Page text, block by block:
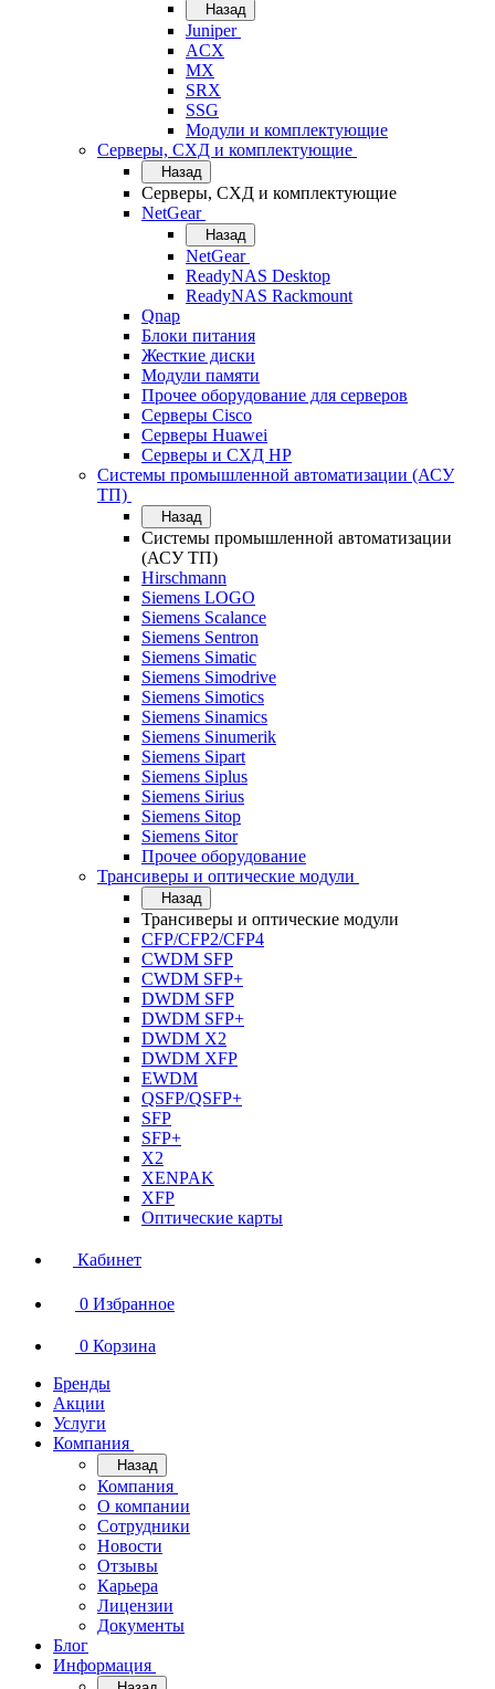
Назад
Juniper
ACX
MX
SRX
SSG
Модули и комплектующие
Серверы, СХД и комплектующие
Назад
Серверы, СХД и комплектующие
NetGear
Назад
NetGear
ReadyNAS Desktop
ReadyNAS Rackmount
Qnap
Блоки питания
Жесткие диски
Модули памяти
Прочее оборудование для серверов
Серверы Cisco
Серверы Huawei
Серверы и СХД HP
Системы промышленной автоматизации (АСУ
ТП)
Назад
Системы промышленной автоматизации
(АСУ ТП)
Hirschmann
Siemens LOGO
Siemens Scalance
Siemens Sentron
Siemens Simatic
Siemens Simodrive
Siemens Simotics
Siemens Sinamics
Siemens Sinumerik
Siemens Sipart
Siemens Siplus
Siemens Sirius
Siemens Sitop
Siemens Sitor
Прочее оборудование
Трансиверы и оптические модули
Назад
Трансиверы и оптические модули
CFP/CFP2/CFP4
CWDM SFP
CWDM SFP+
DWDM SFP
DWDM SFP+
DWDM X2
DWDM XFP
EWDM
QSFP/QSFP+
SFP
SFP+
X2
XENPAK
XFP
Оптические карты
Кабинет
0 Избранное
0 Корзина
Бренды
Акции
Услуги
Компания
Назад
Компания
О компании
Сотрудники
Новости
Отзывы
Карьера
Лицензии
Документы
Блог
Информация